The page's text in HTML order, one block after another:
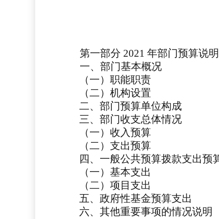
第一部分 2021 年部门预算说明
一、部门基本概况
（一）职能职责
（二）机构设置
二、部门预算单位构成
三、部门收支总体情况
（一）收入预算
（二）支出预算
四、一般公共预算拨款支出预
（一）基本支出
（二）项目支出
五、政府性基金预算支出
六、其他重要事项的情况说明